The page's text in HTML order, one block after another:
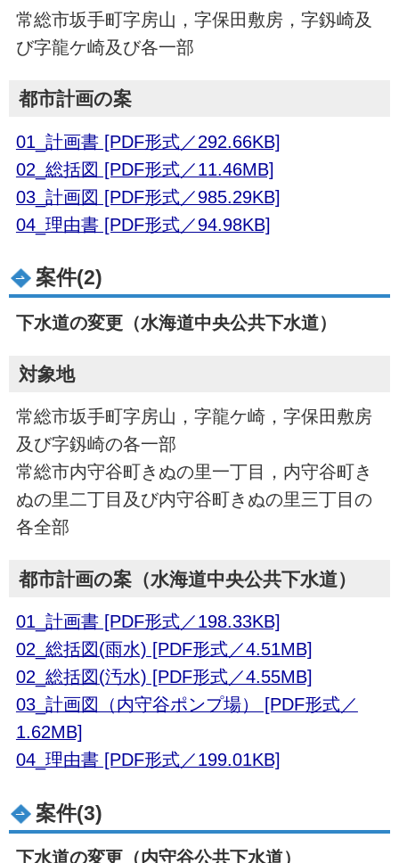
常総市坂手町字房山，字保田敷房，字釼崎及
び字龍ケ崎及び各一部
都市計画の案
01_計画書 [PDF形式／292.66KB]
02_総括図 [PDF形式／11.46MB]
03_計画図 [PDF形式／985.29KB]
04_理由書 [PDF形式／94.98KB]
案件(2)
下水道の変更（水海道中央公共下水道）
対象地
常総市坂手町字房山，字龍ケ崎，字保田敷房
及び字釼崎の各一部
常総市内守谷町きぬの里一丁目，内守谷町き
ぬの里二丁目及び内守谷町きぬの里三丁目の
各全部
都市計画の案（水海道中央公共下水道）
01_計画書 [PDF形式／198.33KB]
02_総括図(雨水) [PDF形式／4.51MB]
02_総括図(汚水) [PDF形式／4.55MB]
03_計画図（内守谷ポンプ場） [PDF形式／
1.62MB]
04_理由書 [PDF形式／199.01KB]
案件(3)
下水道の変更（内守谷公共下水道）